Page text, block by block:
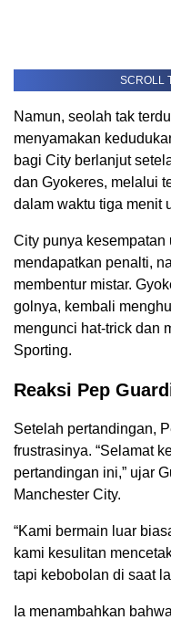
SCROLL
Namun, seolah tak
menyamakan
bagi City berlanjut
dan Gyokeres, melalui
dalam waktu tiga menit
City punya kesempatan
mendapatkan penalti,
membentur mistar.
golnya, kembali
mengunci hat-trick dan
Sporting.
Reaksi Pep
Setelah pertandingan,
frustrasinya. “Selamat
pertandingan ini,” ujar
Manchester City.
“Kami bermain luar
kami kesulitan
tapi kebobolan di saat
Ia menambahkan